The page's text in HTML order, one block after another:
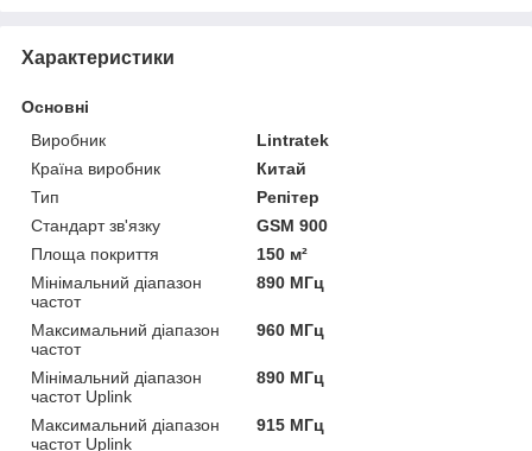
Характеристики
Основні
Виробник
Lintratek
Країна виробник
Китай
Тип
Репітер
Стандарт зв'язку
GSM 900
Площа покриття
150 м²
Мінімальний діапазон
частот
890 МГц
Максимальний діапазон
частот
960 МГц
Мінімальний діапазон
частот Uplink
890 МГц
Максимальний діапазон
частот Uplink
915 МГц